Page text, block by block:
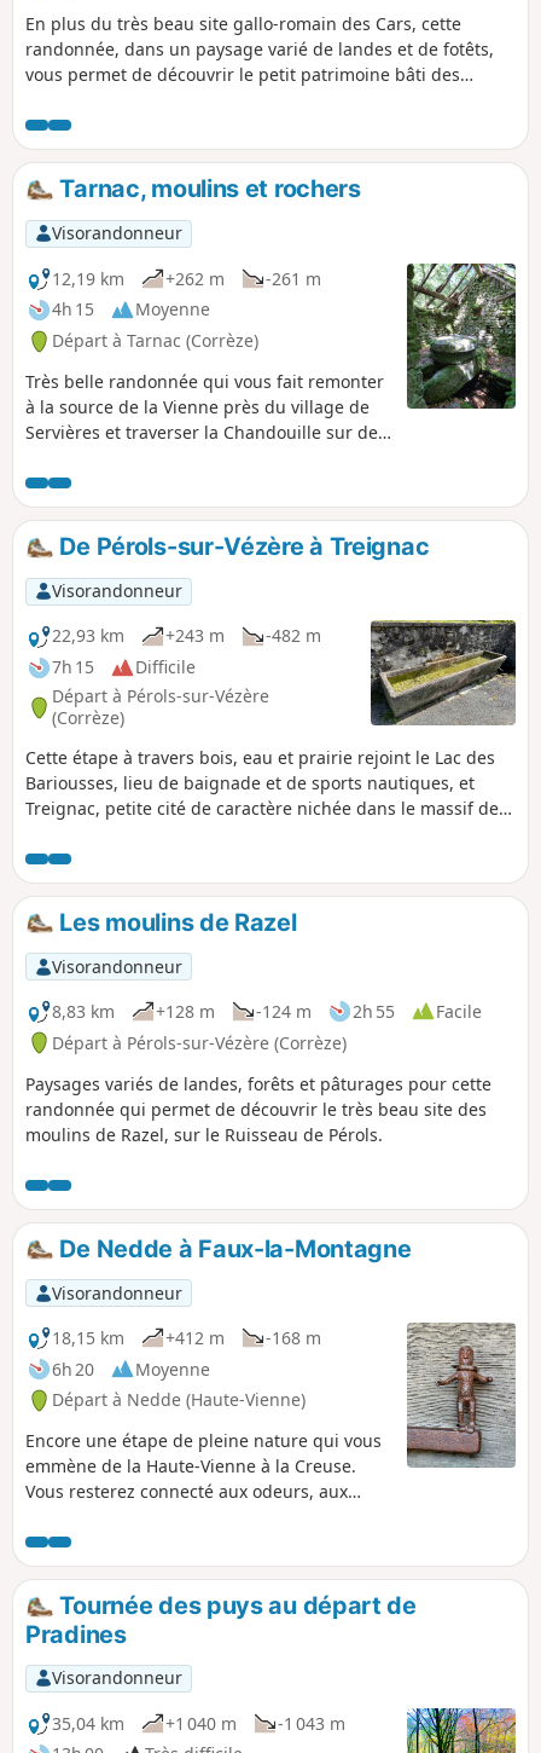
En plus du très beau site gallo-romain des Cars, cette
randonnée, dans un paysage varié de landes et de fotêts,
vous permet de découvrir le petit patrimoine bâti des
chaumières de Variégas.
Tarnac, moulins et rochers
Visorandonneur
12,19 km
+262 m
-261 m
4h 15
Moyenne
Départ à Tarnac (Corrèze)
Très belle randonnée qui vous fait remonter
à la source de la Vienne près du village de
Servières et traverser la Chandouille sur des
De Pérols-sur-Vézère à Treignac
Visorandonneur
22,93 km
+243 m
-482 m
7h 15
Difficile
Départ à Pérols-sur-Vézère
(Corrèze)
Cette étape à travers bois, eau et prairie rejoint le Lac des
Bariousses, lieu de baignade et de sports nautiques, et
Treignac, petite cité de caractère nichée dans le massif des
Les moulins de Razel
Visorandonneur
8,83 km
+128 m -124 m 2h 55
Facile
Départ à Pérols-sur-Vézère (Corrèze)
Paysages variés de landes, forêts et pâturages pour cette
randonnée qui permet de découvrir le très beau site des
moulins de Razel, sur le Ruisseau de Pérols.
De Nedde à Faux-la-Montagne
Visorandonneur
18,15 km
+412 m
-168 m
6h 20
Moyenne
Départ à Nedde (Haute-Vienne)
Encore une étape de pleine nature qui vous
emmène de la Haute-Vienne à la Creuse.
Vous resterez connecté aux odeurs, aux
de l'univers verdoyant des résineux de la
forêt de la Feuillade et des hameaux en
granit riches en petit patrimoine, pour finir
en appréciant les différentes facettes du Lac
de Faux.
Tournée des puys au départ de
Pradines
Visorandonneur
35,04 km
+1 040 m
-1 043 m